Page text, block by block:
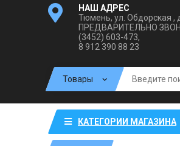
НАШ АДРЕС
Тюмень, ул. Обдорская ,
ПРЕДВАРИТЕЛЬНО
(3452) 603-473,
8 912 390 88 23
КАТЕГОРИИ МАГАЗИНА